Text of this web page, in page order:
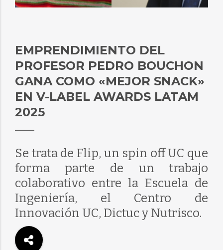
EMPRENDIMIENTO DEL
PROFESOR PEDRO BOUCHON
GANA COMO «MEJOR SNACK»
EN V-LABEL AWARDS LATAM
2025
Se trata de Flip, un spin off UC que
forma parte de un trabajo
colaborativo entre la Escuela de
Ingeniería, el Centro de
Innovación UC, Dictuc y Nutrisco.